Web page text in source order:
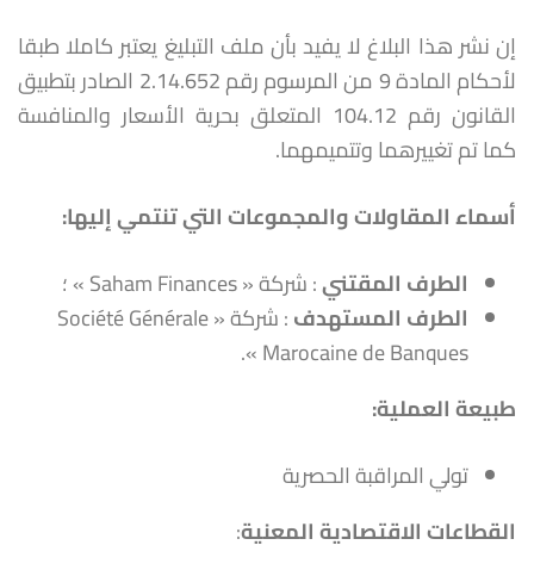
إن نشر هذا البلاغ لا يفيد بأن ملف التبليغ يعتبر كاملا طبقا
لأحكام المادة 9 من المرسوم رقم 2.14.652 الصادر بتطبيق
القانون رقم 104.12 المتعلق بحرية الأسعار والمنافسة
كما تم تغييرهما وتتميمهما.
أسماء المقاولات والمجموعات التي تنتمي إليها:
الطرف المقتني: شركة « Saham Finances » ؛
الطرف المستهدف
: شركة « Société Générale
Marocaine de Banques ».
طبيعة العملية:
تولي المراقبة الحصرية
القطاعات الاقتصادية المعنية: